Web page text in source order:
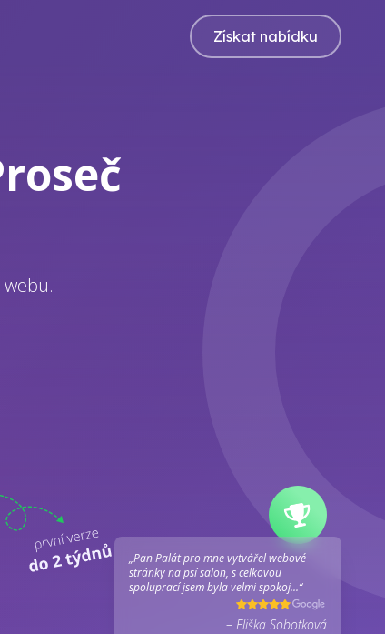
Získat nabídku
„Pan Palát pro mne vytvářel webové
stránky na psí salon, s celkovou
spoluprací jsem byla velmi spokoj...“
– Eliška Sobotková